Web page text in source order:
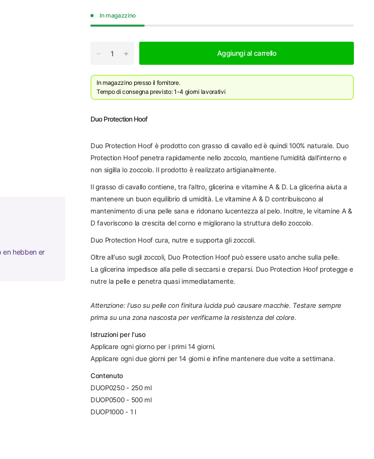
In magazzino
Aggiungi al carrello
In magazzino presso il fornitore.
Tempo di consegna previsto: 1-4 giorni lavorativi
Duo Protection Hoof
Duo Protection Hoof è prodotto con grasso di cavallo ed è quindi 100% naturale. Duo
Protection Hoof penetra rapidamente nello zoccolo, mantiene l'umidità dall'interno e
non sigilla lo zoccolo. Il prodotto è realizzato artigianalmente.
Il grasso di cavallo contiene, tra l'altro, glicerina e vitamine A & D. La glicerina aiuta a
mantenere un buon equilibrio di umidità. Le vitamine A & D contribuiscono al
mantenimento di una pelle sana e ridonano lucentezza al pelo. Inoltre, le vitamine A &
D favoriscono la crescita del corno e migliorano la struttura dello zoccolo.
Duo Protection Hoof cura, nutre e supporta gli zoccoli.
Oltre all'uso sugli zoccoli, Duo Protection Hoof può essere usato anche sulla pelle.
La glicerina impedisce alla pelle di seccarsi e creparsi. Duo Protection Hoof protegge e
nutre la pelle e penetra quasi immediatamente.
Attenzione: l'uso su pelle con finitura lucida può causare macchie. Testare sempre
prima su una zona nascosta per verificarne la resistenza del colore.
Istruzioni per l'uso
Applicare ogni giorno per i primi 14 giorni.
Applicare ogni due giorni per 14 giorni e infine mantenere due volte a settimana.
Contenuto
DUOP0250 - 250 ml
DUOP0500 - 500 ml
DUOP1000 - 1 l
en hebben er